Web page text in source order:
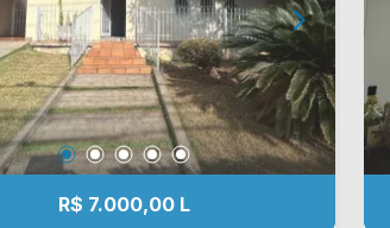
R$ 7.000,00 L